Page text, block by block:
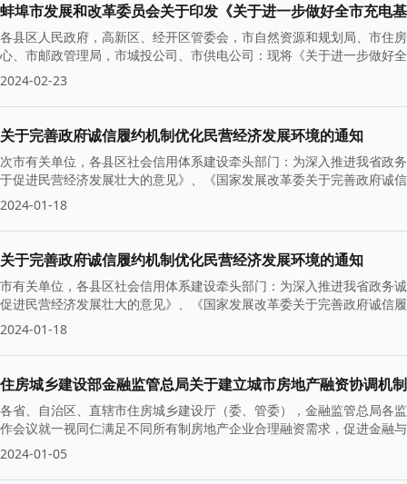
蚌埠市发展和改革委员会关于印发《关于进一步做好全市充电
各县区人民政府，高新区、经开区管委会，市自然资源和规划局、市住
心、市邮政管理局，市城投公司、市供电公司：现将《关于进一步做好
2024-02-23
关于完善政府诚信履约机制优化民营经济发展环境的通知
次市有关单位，各县区社会信用体系建设牵头部门：为深入推进我省政
于促进民营经济发展壮大的意见》、《国家发展改革委关于完善政府诚
2024-01-18
关于完善政府诚信履约机制优化民营经济发展环境的通知
市有关单位，各县区社会信用体系建设牵头部门：为深入推进我省政务
促进民营经济发展壮大的意见》、《国家发展改革委关于完善政府诚信
2024-01-18
住房城乡建设部金融监管总局关于建立城市房地产融资协调机
各省、自治区、直辖市住房城乡建设厅（委、管委），金融监管总局各
作会议就一视同仁满足不同所有制房地产企业合理融资需求，促进金融
2024-01-05